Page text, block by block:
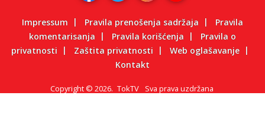
Impressum Pravila prenošenja sadržaja
Pravila
komentarisanja
Pravila korišćenja
Pravila o
privatnosti
Zaštita privatnosti
Web oglašavanje
Kontakt
Copyright © 2026. TokTV Sva prava uzdržana